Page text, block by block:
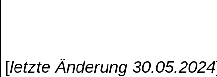
[letzte Änderung 30.05.2024